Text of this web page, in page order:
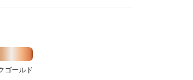
ゴールド